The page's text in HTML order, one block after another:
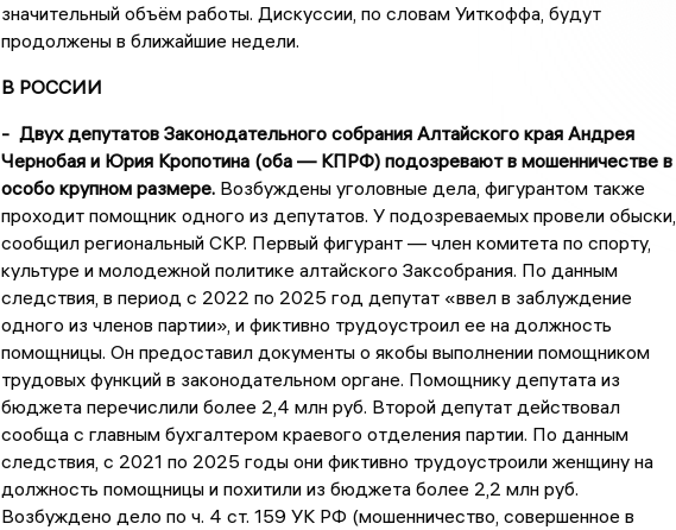
значительный объём работы. Дискуссии, по словам Уиткоффа, будут
продолжены в ближайшие недели.
В РОССИИ
- Двух депутатов Законодательного собрания Алтайского края Андрея
Чернобая и Юрия Кропотина (оба — КПРФ) подозревают в мошенничестве в
особо крупном размере.Возбуждены уголовные дела, фигурантом также
проходит помощник одного из депутатов. У подозреваемых провели обыски,
сообщил региональный СКР. Первый фигурант — член комитета по спорту,
культуре и молодежной политике алтайского Заксобрания. По данным
следствия, в период с 2022 по 2025 год депутат «ввел в заблуждение
одного из членов партии», и фиктивно трудоустроил ее на должность
помощницы. Он предоставил документы о якобы выполнении помощником
трудовых функций в законодательном органе. Помощнику депутата из
бюджета перечислили более 2,4 млн руб. Второй депутат действовал
сообща с главным бухгалтером краевого отделения партии. По данным
следствия, с 2021 по 2025 годы они фиктивно трудоустроили женщину на
должность помощницы и похитили из бюджета более 2,2 млн руб.
Возбуждено дело по ч. 4 ст. 159 УК РФ (мошенничество, совершенное в